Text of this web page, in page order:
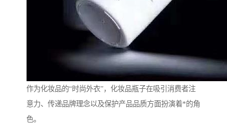
作为化妆品的“时尚外衣”，化妆品瓶子在吸引消费者注
意力、传递品牌理念以及保护产品品质方面扮演着*的角
色。